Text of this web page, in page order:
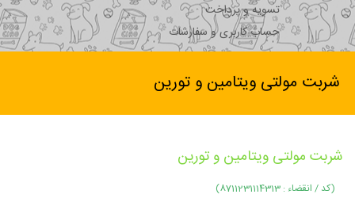
تسویه و پرداخت
حساب کاربری و سفارشات
شربت مولتی ویتامین و تورین
شربت مولتی ویتامین و تورین
(کد / انقضاء : 8711231114313)